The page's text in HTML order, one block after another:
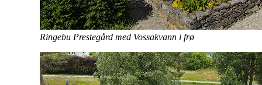
Ringebu Prestegård med Vossakvann i frø